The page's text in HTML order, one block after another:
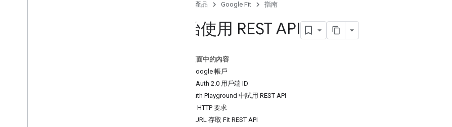
產品 Google Fit 指南
開始使用 REST API
這個頁面中的內容
申請 Google 帳戶
要求 OAuth 2.0 用戶端 ID
在 OAuth Playground 中試用 REST API
提交 HTTP 要求
使用 cURL 存取 Fit REST API